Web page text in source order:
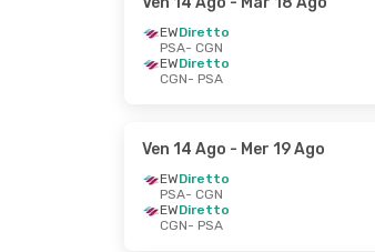
EWDiretto
PSA- CGN
EWDiretto
CGN- PSA
Ven 14 Ago - Mer 19 Ago
EWDiretto
PSA- CGN
EWDiretto
CGN- PSA